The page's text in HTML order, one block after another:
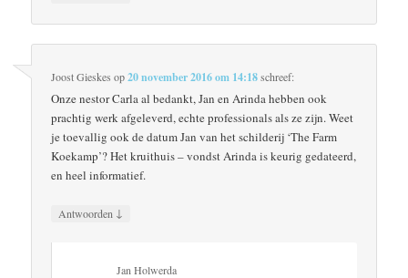
Joost Gieskes op20 november 2016 om 14:18schreef:
Onze nestor Carla al bedankt, Jan en Arinda hebben ook
prachtig werk afgeleverd, echte professionals als ze zijn. Weet
je toevallig ook de datum Jan van het schilderij ‘The Farm
Koekamp’? Het kruithuis – vondst Arinda is keurig gedateerd,
en heel informatief.
Antwoorden ↓
Jan Holwerda